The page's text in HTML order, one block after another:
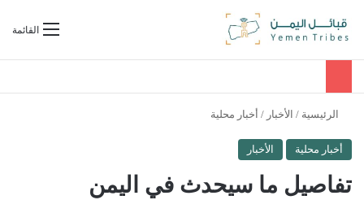
القائمةبحث عن
الرئيسية / الأخبار / أخبار محلية
أخبار محلية الأخبار
تفاصيل ما سيحدث في اليمن